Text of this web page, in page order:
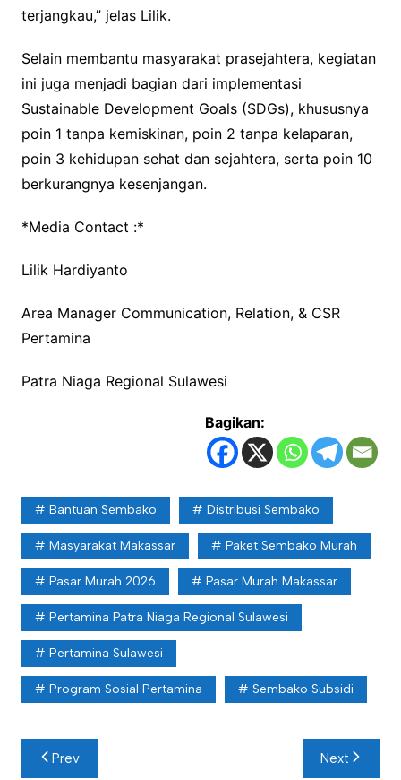
terjangkau,” jelas Lilik.
Selain membantu masyarakat prasejahtera, kegiatan
ini juga menjadi bagian dari implementasi
Sustainable Development Goals (SDGs), khususnya
poin 1 tanpa kemiskinan, poin 2 tanpa kelaparan,
poin 3 kehidupan sehat dan sejahtera, serta poin 10
berkurangnya kesenjangan.
*Media Contact :*
Lilik Hardiyanto
Area Manager Communication, Relation, & CSR
Pertamina
Patra Niaga Regional Sulawesi
Bagikan:
Bantuan Sembako Distribusi Sembako
Masyarakat Makassar Paket Sembako Murah
Pasar Murah 2026 Pasar Murah Makassar
Pertamina Patra Niaga Regional Sulawesi
Pertamina Sulawesi
Program Sosial Pertamina Sembako Subsidi
Navigasi
Prev Next